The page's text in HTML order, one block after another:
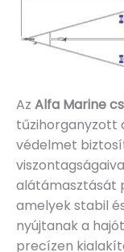
Az Alfa Marine
tűzihorganyzott
védelmet
alátámasztását
amelyek stabil
nyújtanak a
precízen